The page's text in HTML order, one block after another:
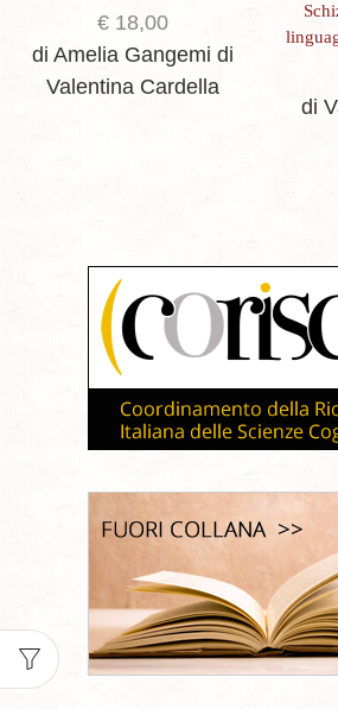
€ 18,00
di Amelia Gangemi di
Valentina Cardella
di